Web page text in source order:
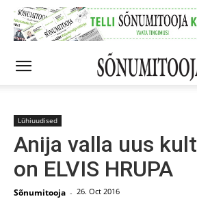
Lühiuudised
Anija valla uus
on ELVIS HRUPA
Sõnumitooja - 26. Oct 2016